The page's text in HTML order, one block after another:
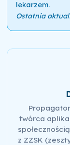
lekarzem.
Ostatnia
twórca
z ZZSK